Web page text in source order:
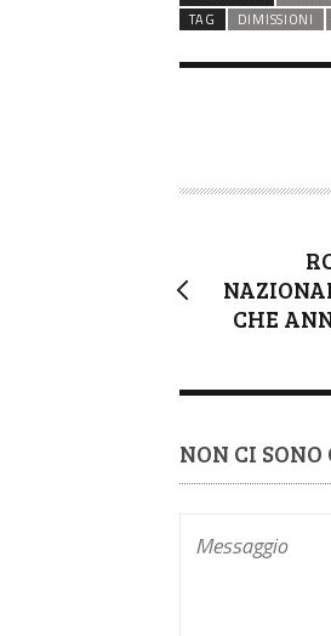
TAG
DIMISSIONI
CHE
NON CI